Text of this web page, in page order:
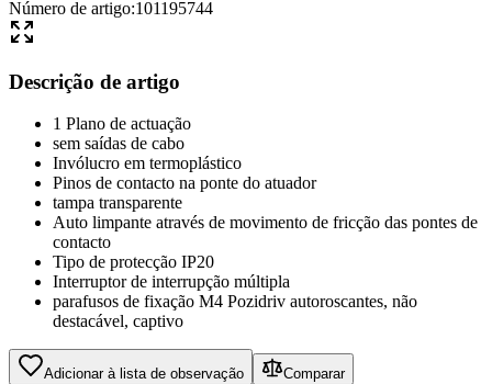
Número de artigo:101195744
Descrição de artigo
1 Plano de actuação
sem saídas de cabo
Invólucro em termoplástico
Pinos de contacto na ponte do atuador
tampa transparente
Auto limpante através de movimento de fricção das pontes de
contacto
Tipo de protecção IP20
Interruptor de interrupção múltipla
parafusos de fixação M4 Pozidriv autoroscantes, não
destacável, captivo
Adicionar à lista de observação Comparar